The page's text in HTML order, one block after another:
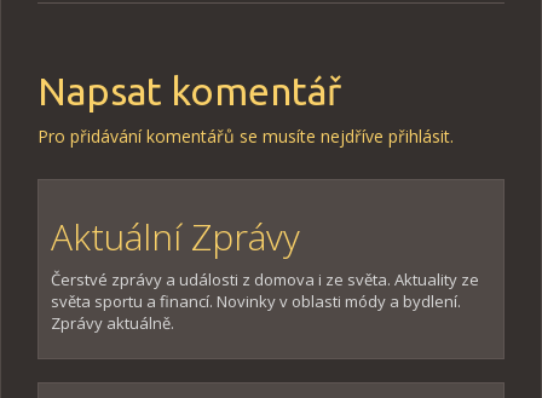
Napsat komentář
Pro přidávání komentářů se musíte nejdříve přihlásit.
Aktuální Zprávy
Čerstvé zprávy a události z domova i ze světa. Aktuality ze
světa sportu a financí. Novinky v oblasti módy a bydlení.
Zprávy aktuálně.